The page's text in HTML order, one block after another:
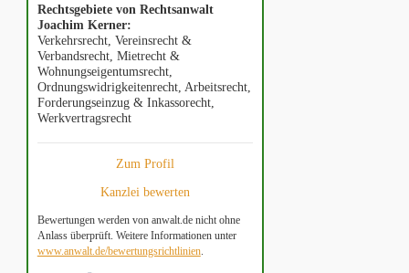
Rechtsgebiete von Rechtsanwalt
Joachim Kerner:
Verkehrsrecht, Vereinsrecht &
Verbandsrecht, Mietrecht &
Wohnungseigentumsrecht,
Ordnungswidrigkeitenrecht, Arbeitsrecht,
Forderungseinzug & Inkassorecht,
Werkvertragsrecht
Zum Profil
Kanzlei bewerten
Bewertungen werden von anwalt.de nicht ohne
Anlass überprüft. Weitere Informationen unter
www.anwalt.de/bewertungsrichtlinien.